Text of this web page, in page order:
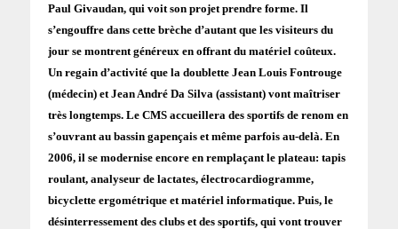
Paul Givaudan, qui voit son projet prendre forme. Il
s’engouffre dans cette brèche d’autant que les visiteurs du
jour se montrent généreux en offrant du matériel coûteux.
Un regain d’activité que la doublette Jean Louis Fontrouge
(médecin) et Jean André Da Silva (assistant) vont maîtriser
très longtemps. Le CMS accueillera des sportifs de renom en
s’ouvrant au bassin gapençais et même parfois au-delà. En
2006, il se modernise encore en remplaçant le plateau: tapis
roulant, analyseur de lactates, électrocardiogramme,
bicyclette ergométrique et matériel informatique. Puis, le
désinterressement des clubs et des sportifs, qui vont trouver